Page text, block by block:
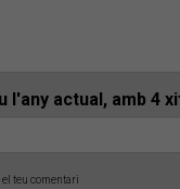
l'any actual, amb 4
teu comentari